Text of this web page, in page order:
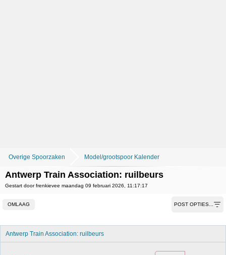
Overige Spoorzaken Model/grootspoor Kalender
Antwerp Train Association: ruilbeurs
Gestart door frenkievee maandag 09 februari 2026, 11:17:17
OMLAAG POST OPTIES...
Antwerp Train Association: ruilbeurs